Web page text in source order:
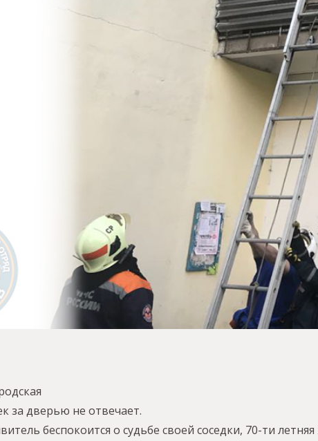
за дверью не отвечает.
беспокоится о судьбе своей соседки, 70-ти